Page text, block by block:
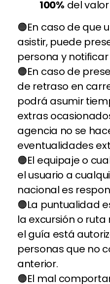
100% del
En caso de que
asistir, puede
persona y
En caso de
de retraso en
podrá asumir
extras
agencia no se
eventualidades
El equipaje o
el usuario a
nacional es
La puntualidad
la excursión o
el guía está
personas que no
anterior.
El mal